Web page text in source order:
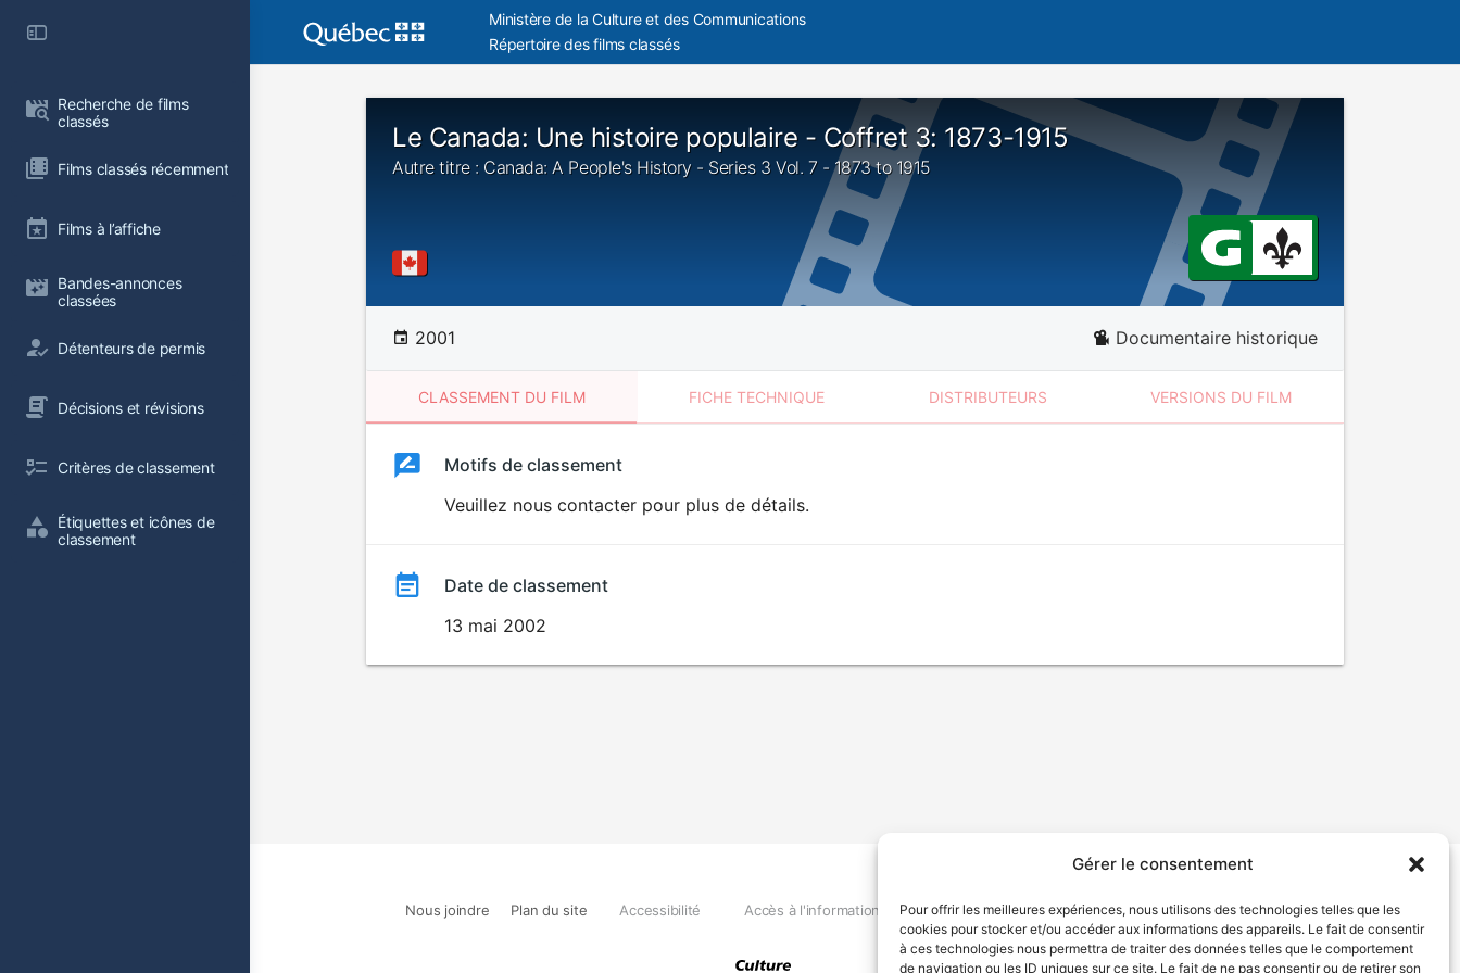
Gérer le consentement
Pour offrir les meilleures expériences, nous utilisons des technologies telles que les
cookies pour stocker et/ou accéder aux informations des appareils. Le fait de consentir
à ces technologies nous permettra de traiter des données telles que le comportement
de navigation ou les ID uniques sur ce site. Le fait de ne pas consentir ou de retirer son
Recherche de films
classés
Films classés récemment
Films à l’affiche
Bandes-annonces
classées
Détenteurs de permis
Décisions et révisions
Critères de classement
Étiquettes et icônes de
classement
Ministère de la Culture et des Communications
Répertoire des films classés
Le Canada: Une histoire populaire - Coffret 3: 1873-1915
Autre titre : Canada: A People's History - Series 3 Vol. 7 - 1873 to 1915
2001 Documentaire historique
CLASSEMENT DU FILM FICHE TECHNIQUE DISTRIBUTEURS VERSIONS DU FILM
ClassementClassement
Motifs de classement
Veuillez nous contacter pour plus de détails.
Date de classement
13 mai 2002
Nous joindre Plan du site Accessibilité Accès à l'information Déclaration de services Politique de confidentialité